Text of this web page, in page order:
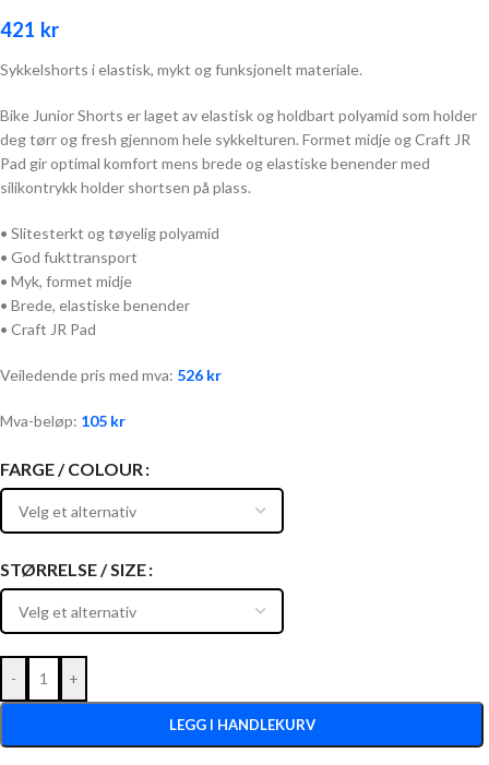
421 kr
Sykkelshorts i elastisk, mykt og funksjonelt materiale.
Bike Junior Shorts er laget av elastisk og holdbart polyamid som holder
deg tørr og fresh gjennom hele sykkelturen. Formet midje og Craft JR
Pad gir optimal komfort mens brede og elastiske benender med
silikontrykk holder shortsen på plass.
• Slitesterkt og tøyelig polyamid
• God fukttransport
• Myk, formet midje
• Brede, elastiske benender
• Craft JR Pad
Veiledende pris med mva: 526 kr
Mva-beløp: 105 kr
FARGE / COLOUR
STØRRELSE / SIZE
- +
LEGG I HANDLEKURV